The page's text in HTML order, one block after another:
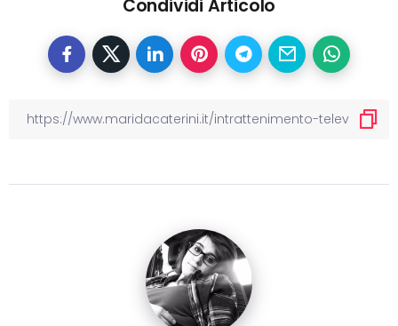
Condividi Articolo